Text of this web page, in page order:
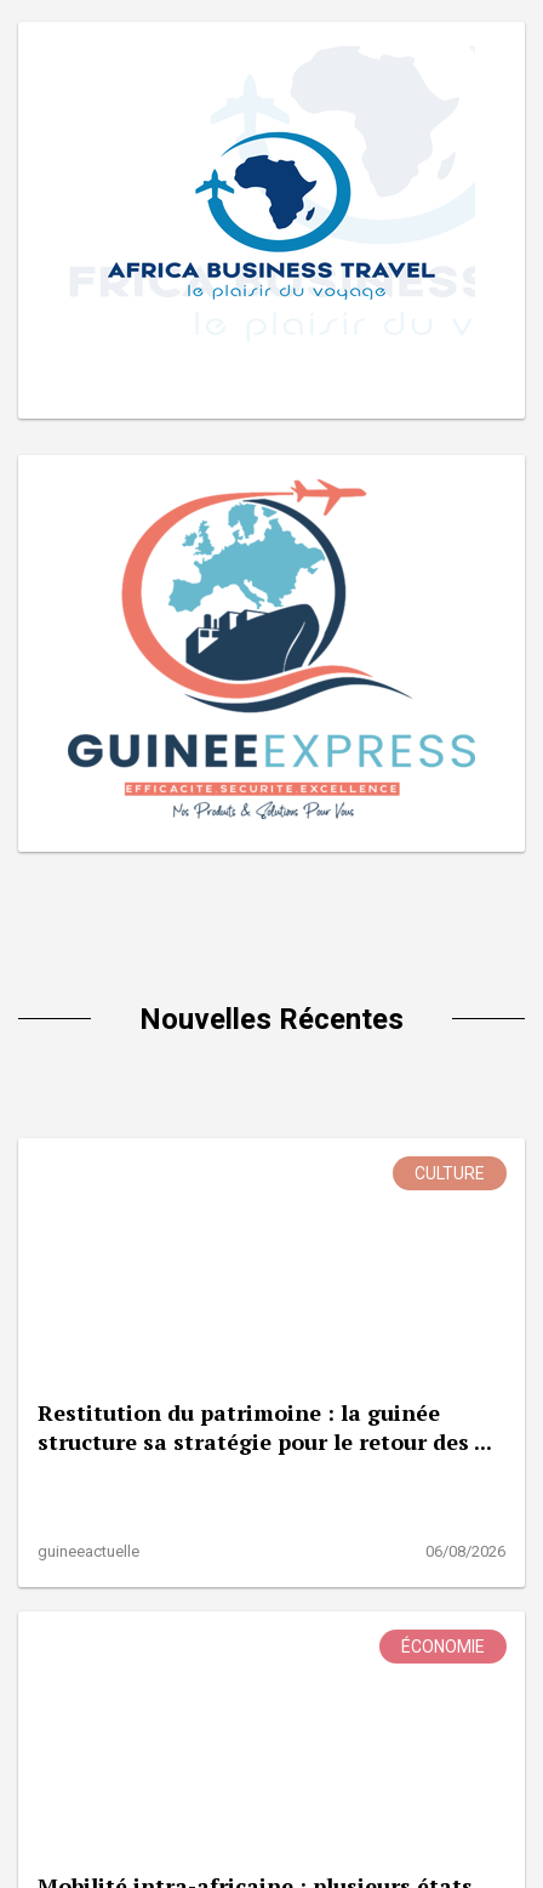
Nouvelles Récentes
CULTURE
Restitution du patrimoine : la guinée
structure sa stratégie pour le retour des ...
guineeactuelle 06/08/2026
ÉCONOMIE